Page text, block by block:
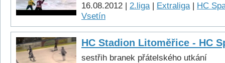
16.08.2012 | 2.liga| Extraliga| HC
Vsetín
HC Stadion Litoměřice - HC
sestřih branek přátelského utkání